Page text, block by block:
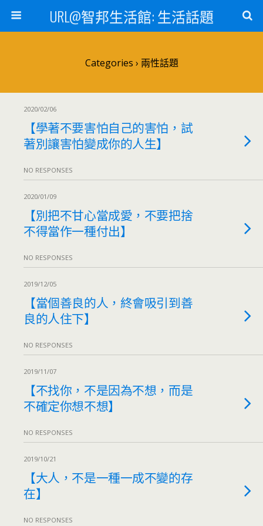
URL@智邦生活館: 生活話題
Categories › 兩性話題
2020/02/06
【學著不要害怕自己的害怕，試
著別讓害怕變成你的人生】
NO RESPONSES
2020/01/09
【別把不甘心當成愛，不要把捨
不得當作一種付出】
NO RESPONSES
2019/12/05
【當個善良的人，終會吸引到善
良的人住下】
NO RESPONSES
2019/11/07
【不找你，不是因為不想，而是
不確定你想不想】
NO RESPONSES
2019/10/21
【大人，不是一種一成不變的存
在】
NO RESPONSES